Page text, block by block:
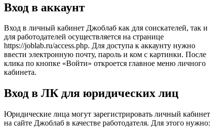
Вход в аккаунт
Вход в личный кабинет Джоблаб как для соискателей, так и
для работодателей осуществляется на странице
https://joblab.ru/access.php. Для доступа к аккаунту нужно
ввести электронную почту, пароль и ком с картинки. После
клика по кнопке «Войти» откроется главное меню личного
кабинета.
Вход в ЛК для юридических лиц
Юридические лица могут зарегистрировать личный кабинет
на сайте Джоблаб в качестве работодателя. Для этого нужно: